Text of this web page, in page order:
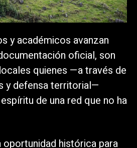
y académicos avanzan
oficial, son
quienes —a través de
y defensa territorial—
de una red que no ha
oportunidad histórica para